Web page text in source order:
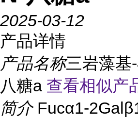
2025-03-12
产品详情
产品名称三岩藻基
八糖a 查看相似产
简介 Fucα1-